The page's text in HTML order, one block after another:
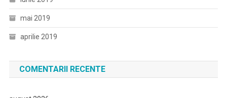
mai 2019
aprilie 2019
COMENTARII RECENTE